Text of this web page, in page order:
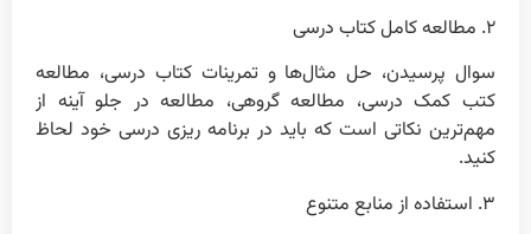
۲. مطالعه کامل کتاب درسی
سوال پرسیدن، حل مثال‌ها و تمرینات کتاب درسی، مطالعه
کتب کمک درسی، مطالعه گروهی، مطالعه در جلو آینه از
مهم‌ترین نکاتی است که باید در برنامه ریزی درسی خود لحاظ
کنید.
۳. استفاده از منابع متنوع